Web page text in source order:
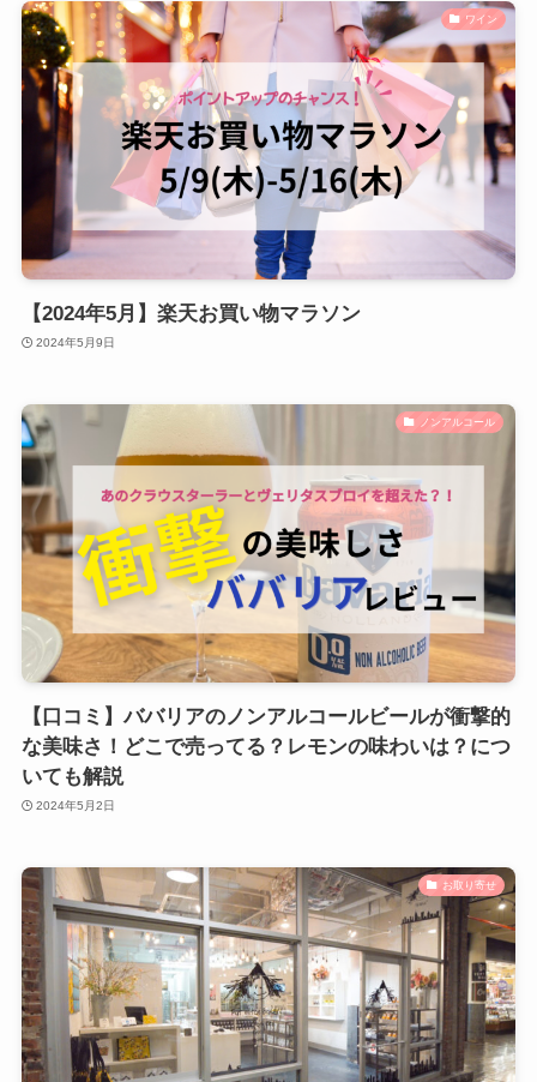
ワイン
【2024年5月】楽天お買い物マラソン
2024年5月9日
ノンアルコール
【口コミ】ババリアのノンアルコールビールが衝撃的
な美味さ！どこで売ってる？レモンの味わいは？につ
いても解説
2024年5月2日
お取り寄せ